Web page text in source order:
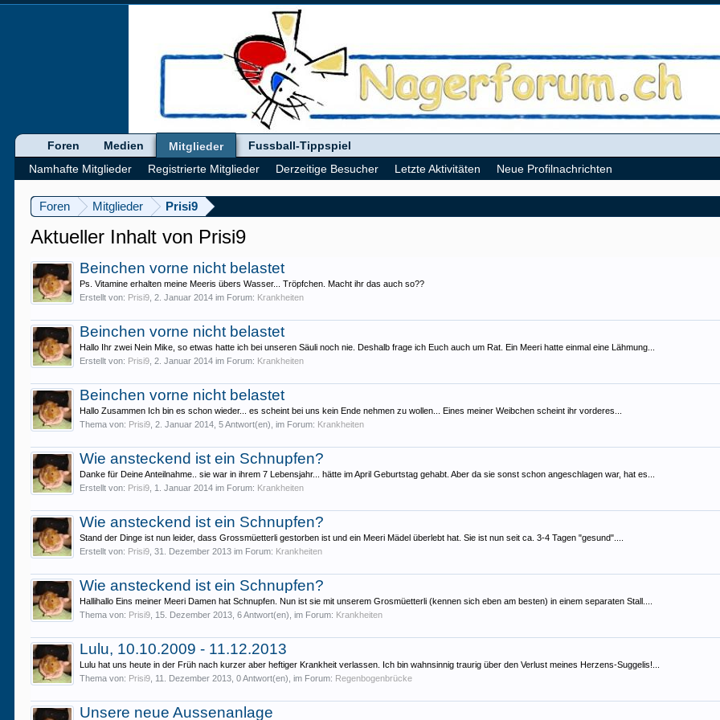
Foren Mitglieder Prisi9
Aktueller Inhalt von Prisi9
Beinchen vorne nicht belastet
Ps. Vitamine erhalten meine Meeris übers Wasser... Tröpfchen. Macht ihr das auch so??
Erstellt von: Prisi9 ,2. Januar 2014 im Forum: Krankheiten
Beinchen vorne nicht belastet
Hallo Ihr zwei Nein Mike, so etwas hatte ich bei unseren Säuli noch nie. Deshalb frage ich Euch auch um Rat. Ein Meeri hatte einmal eine Lähmung...
Erstellt von: Prisi9 ,2. Januar 2014 im Forum: Krankheiten
Beinchen vorne nicht belastet
Hallo Zusammen Ich bin es schon wieder... es scheint bei uns kein Ende nehmen zu wollen... Eines meiner Weibchen scheint ihr vorderes...
Thema von: Prisi9 ,2. Januar 2014 , 5 Antwort(en), im Forum: Krankheiten
Wie ansteckend ist ein Schnupfen?
Danke für Deine Anteilnahme.. sie war in ihrem 7 Lebensjahr... hätte im April Geburtstag gehabt. Aber da sie sonst schon angeschlagen war, hat es...
Erstellt von: Prisi9 1. Januar 2014 im Forum: Krankheiten
Wie ansteckend ist ein Schnupfen?
Stand der Dinge ist nun leider, dass Grossmüetterli gestorben ist und ein Meeri Mädel überlebt hat. Sie ist nun seit ca. 3-4 Tagen "gesund"....
Erstellt von: Prisi9 ,31. Dezember 2013 im Forum: Krankheiten
Wie ansteckend ist ein Schnupfen?
Hallihallo Eins meiner Meeri Damen hat Schnupfen. Nun ist sie mit unserem Grosmüetterli (kennen sich eben am besten) in einem separaten Stall....
Thema von: Prisi9 15. Dezember 2013 , 6 Antwort(en), im Forum: Krankheiten
Lulu, 10.10.2009 - 11.12.2013
Lulu hat uns heute in der Früh nach kurzer aber heftiger Krankheit verlassen. Ich bin wahnsinnig traurig über den Verlust meines Herzens-Suggelis!...
Thema von: Prisi9 11. Dezember 2013 , 0 Antwort(en), im Forum: Regenbogenbrücke
Unsere neue Aussenanlage
Foren Medien
Mitglieder
Namhafte Mitglieder
Registrierte Mitglieder Derzeitige Besucher Letzte Aktivitäten Neue Profilnachrichten
Fussball-Tippspiel